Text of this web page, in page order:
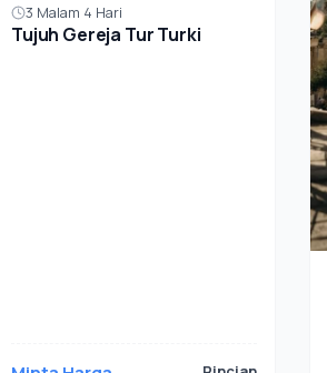
3 Malam 4 Hari
Tujuh Gereja Tur Turki